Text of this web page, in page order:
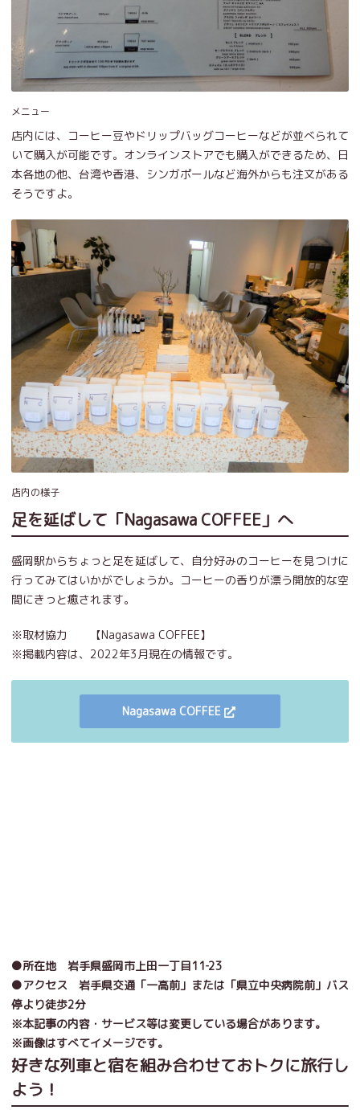
メニュー
店内には、コーヒー豆やドリップバッグコーヒーなどが並べられて
いて購入が可能です。オンラインストアでも購入ができるため、日
本各地の他、台湾や香港、シンガポールなど海外からも注文がある
そうですよ。
店内の様子
足を延ばして「Nagasawa COFFEE」へ
盛岡駅からちょっと足を延ばして、自分好みのコーヒーを見つけに
行ってみてはいかがでしょうか。コーヒーの香りが漂う開放的な空
間にきっと癒されます。
※取材協力 【Nagasawa COFFEE】
※掲載内容は、2022年3月現在の情報です。
Nagasawa COFFEE
●所在地 岩手県盛岡市上田一丁目11‐23
●アクセス 岩手県交通「一高前」または「県立中央病院前」バス
停より徒歩2分
※本記事の内容・サービス等は変更している場合があります。
※画像はすべてイメージです。
好きな列車と宿を組み合わせておトクに旅行し
よう！